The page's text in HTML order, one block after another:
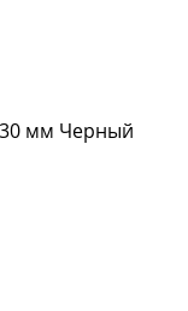
мм Черный